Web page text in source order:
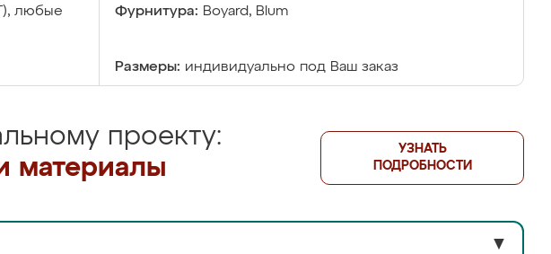
любые
Фурнитура: Boyard, Blum
Размеры: индивидуально под Ваш заказ
проекту:
материалы
УЗНАТЬ
ПОДРОБНОСТИ
▼